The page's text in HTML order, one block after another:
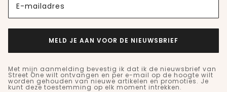
E-mailadres
MELD JE AAN VOOR DE NIEUWSBRIEF
Met mijn aanmelding bevestig ik dat ik de nieuwsbrief van
Street One wilt ontvangen en per e-mail op de hoogte wilt
worden gehouden van nieuwe artikelen en promoties. Je
kunt deze toestemming op elk moment intrekken.